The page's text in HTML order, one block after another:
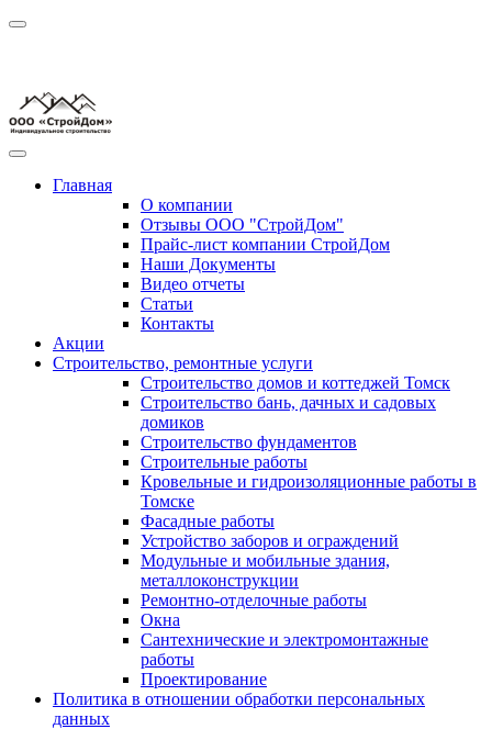
Главная
О компании
Отзывы ООО "СтройДом"
Прайс-лист компании СтройДом
Наши Документы
Видео отчеты
Статьи
Контакты
Акции
Строительство, ремонтные услуги
Строительство домов и коттеджей Томск
Строительство бань, дачных и садовых
домиков
Строительство фундаментов
Строительные работы
Кровельные и гидроизоляционные работы в
Томске
Фасадные работы
Устройство заборов и ограждений
Модульные и мобильные здания,
металлоконструкции
Ремонтно-отделочные работы
Окна
Сантехнические и электромонтажные
работы
Проектирование
Политика в отношении обработки персональных
данных